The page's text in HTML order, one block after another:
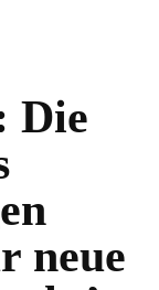
Die
neue